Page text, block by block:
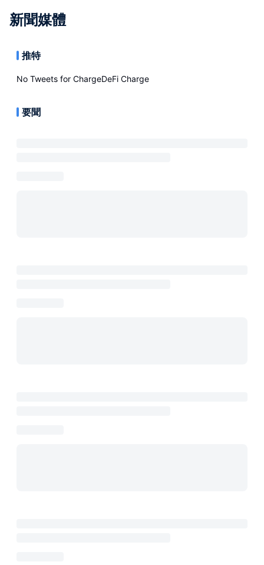
新聞媒體
推特
No Tweets for ChargeDeFi Charge
要聞